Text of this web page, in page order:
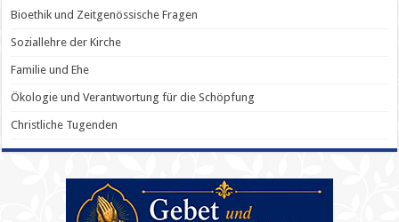
Bioethik und Zeitgenössische Fragen
Soziallehre der Kirche
Familie und Ehe
Ökologie und Verantwortung für die Schöpfung
Christliche Tugenden